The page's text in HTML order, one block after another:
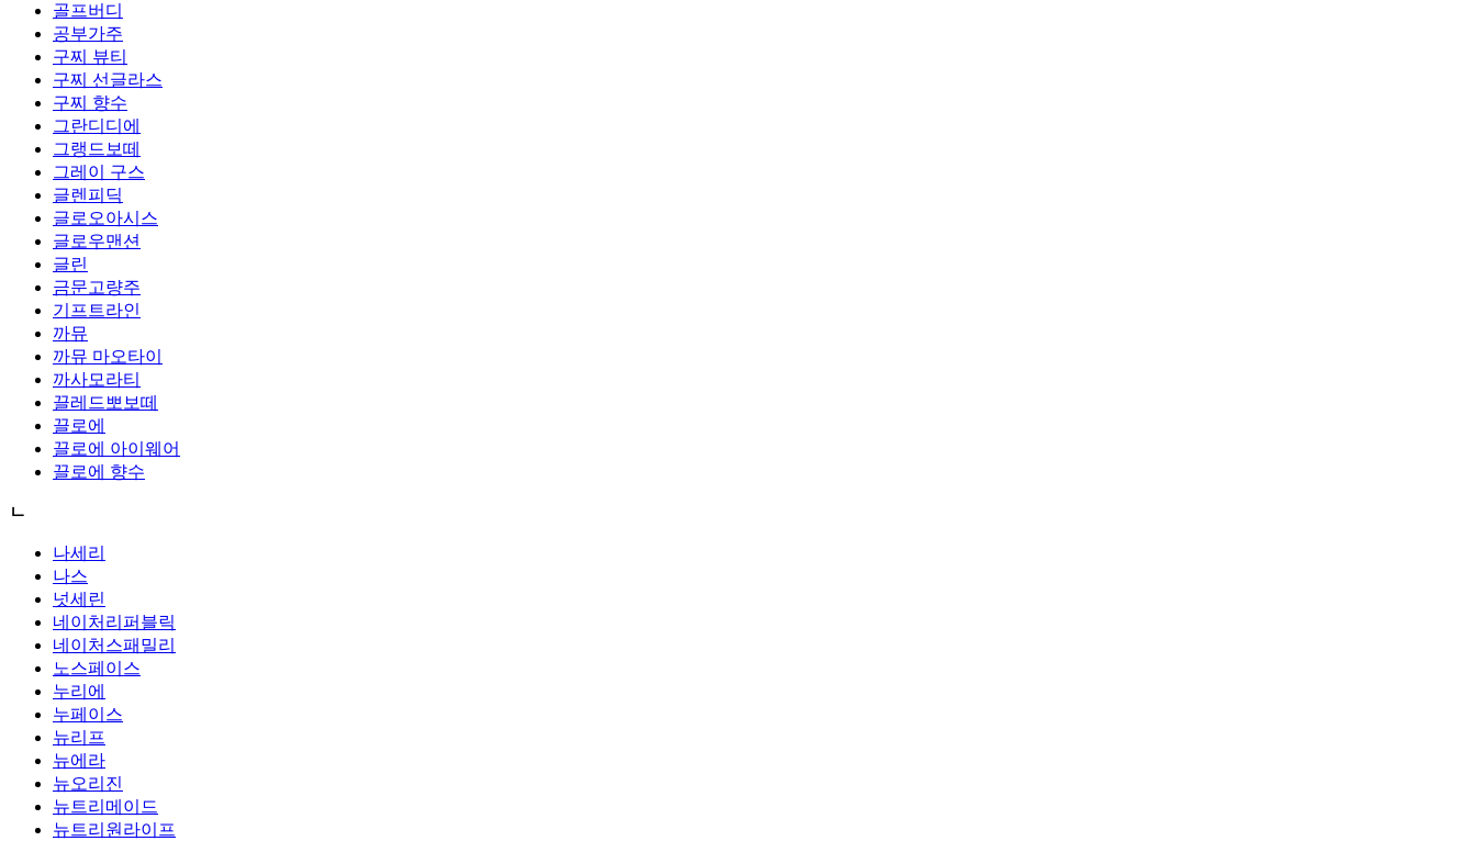
골프버디
공부가주
구찌 뷰티
구찌 선글라스
구찌 향수
그란디디에
그랭드보떼
그레이 구스
글렌피딕
글로오아시스
글로우맨션
글린
금문고량주
기프트라인
까뮤
까뮤 마오타이
까사모라티
끌레드뽀보떼
끌로에
끌로에 아이웨어
끌로에 향수
ㄴ
나세리
나스
넛세린
네이처리퍼블릭
네이처스패밀리
노스페이스
누리에
누페이스
뉴리프
뉴에라
뉴오리진
뉴트리메이드
뉴트리원라이프